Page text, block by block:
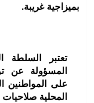
بميزاجية غريبة.
تعتبر السلطة
المسؤولة عن
على المواطنين
المحلية